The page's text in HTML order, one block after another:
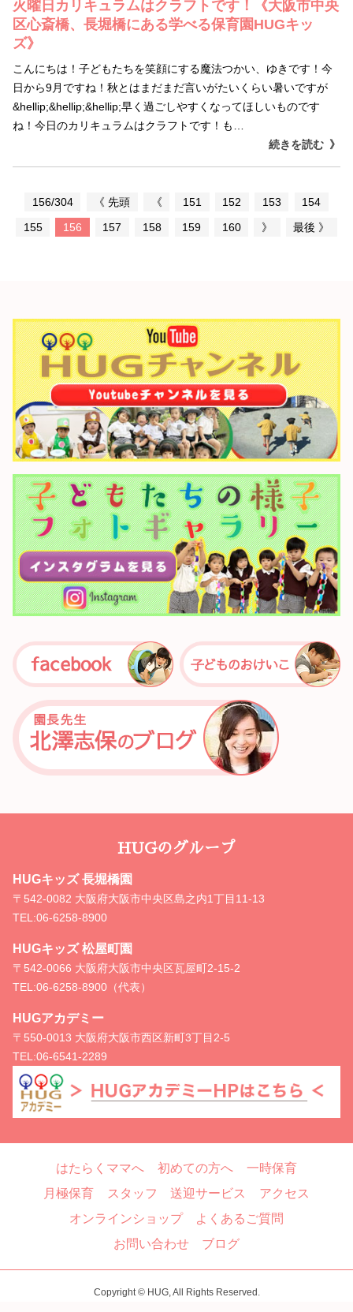
火曜日カリキュラムはクラフトです！《大阪市中央
区心斎橋、長堀橋にある学べる保育園HUGキッ
ズ》
こんにちは！子どもたちを笑顔にする魔法つかい、ゆきです！今
日から9月ですね！秋とはまだまだ言いがたいくらい暑いですが
&hellip;&hellip;&hellip;早く過ごしやすくなってほしいものです
ね！今日のカリキュラムはクラフトです！も…
続きを読む
156/304 《 先頭 《 151 152 153
154
155
156 157 158 159 160 》 最後 》
HUGのグループ
HUGキッズ 長堀橋園
〒542-0082 大阪府大阪市中央区島之内1丁目11-13
TEL:06-6258-8900
HUGキッズ 松屋町園
〒542-0066 大阪府大阪市中央区瓦屋町2-15-2
TEL:06-6258-8900（代表）
HUGアカデミー
〒550-0013 大阪府大阪市西区新町3丁目2-5
TEL:06-6541-2289
はたらくママへ 初めての方へ
一時保育
月極保育
スタッフ 送迎サービス
アクセス
オンラインショップ
よくあるご質問
お問い合わせ
ブログ
Copyright © HUG, All Rights Reserved.